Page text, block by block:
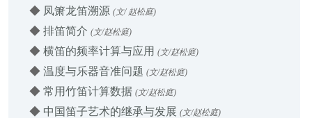
◆ 凤箫龙笛溯源 (文/ 赵松庭)
◆ 排笛简介 (文/赵松庭)
◆ 横笛的频率计算与应用 (文/赵松庭)
◆ 温度与乐器音准问题 (文/赵松庭)
◆ 常用竹笛计算数据 (文/赵松庭)
◆ 中国笛子艺术的继承与发展 (文/赵松庭)